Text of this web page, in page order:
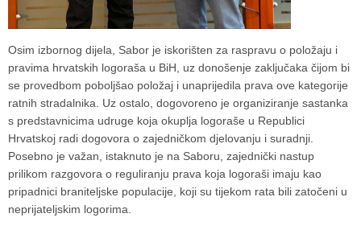
Osim izbornog dijela, Sabor je iskorišten za raspravu o položaju i
pravima hrvatskih logoraša u BiH, uz donošenje zaključaka čijom bi
se provedbom poboljšao položaj i unaprijedila prava ove kategorije
ratnih stradalnika. Uz ostalo, dogovoreno je organiziranje sastanka
s predstavnicima udruge koja okuplja logoraše u Republici
Hrvatskoj radi dogovora o zajedničkom djelovanju i suradnji.
Posebno je važan, istaknuto je na Saboru, zajednički nastup
prilikom razgovora o reguliranju prava koja logoraši imaju kao
pripadnici braniteljske populacije, koji su tijekom rata bili zatočeni u
neprijateljskim logorima.